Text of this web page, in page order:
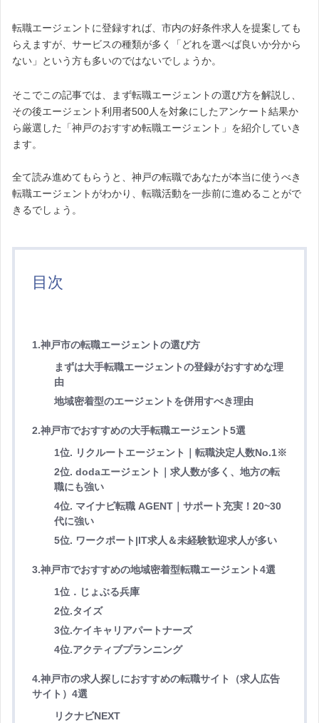
転職エージェントに登録すれば、市内の好条件求人を提案しても
らえますが、サービスの種類が多く「どれを選べば良いか分から
ない」という方も多いのではないでしょうか。
そこでこの記事では、まず転職エージェントの選び方を解説し、
その後エージェント利用者500人を対象にしたアンケート結果か
ら厳選した「神戸のおすすめ転職エージェント」を紹介していき
ます。
全て読み進めてもらうと、神戸の転職であなたが本当に使うべき
転職エージェントがわかり、転職活動を一歩前に進めることがで
きるでしょう。
目次
1.神戸市の転職エージェントの選び方
まずは大手転職エージェントの登録がおすすめな理
由
地域密着型のエージェントを併用すべき理由
2.神戸市でおすすめの大手転職エージェント5選
1位. リクルートエージェント｜転職決定人数No.1※
2位. dodaエージェント｜求人数が多く、地方の転
職にも強い
4位. マイナビ転職 AGENT｜サポート充実！20~30
代に強い
5位. ワークポート|IT求人＆未経験歓迎求人が多い
3.神戸市でおすすめの地域密着型転職エージェント4選
1位．じょぶる兵庫
2位.タイズ
3位.ケイキャリアパートナーズ
4位.アクティブプランニング
4.神戸市の求人探しにおすすめの転職サイト（求人広告
サイト）4選
リクナビNEXT